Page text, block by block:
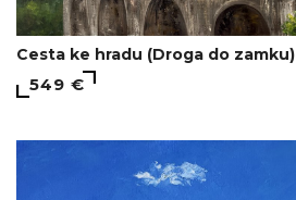
Cesta ke hradu (Droga do zamku)
549 €